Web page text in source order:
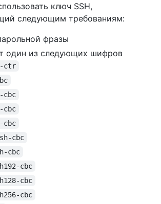
ключ SSH,
следующим требованиям:
фразы
один из следующих шифров
ctr
cbc
cbc
cbc
cbc
cbc
cbc
cbc
cbc